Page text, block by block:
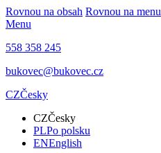
Rovnou na obsah Rovnou na menu
Menu
558 358 245
bukovec@bukovec.cz
CZČesky
CZČesky
PLPo polsku
ENEnglish